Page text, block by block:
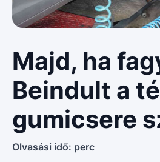
Majd, ha
Beindult a
gumicsere
Olvasási idő: perc